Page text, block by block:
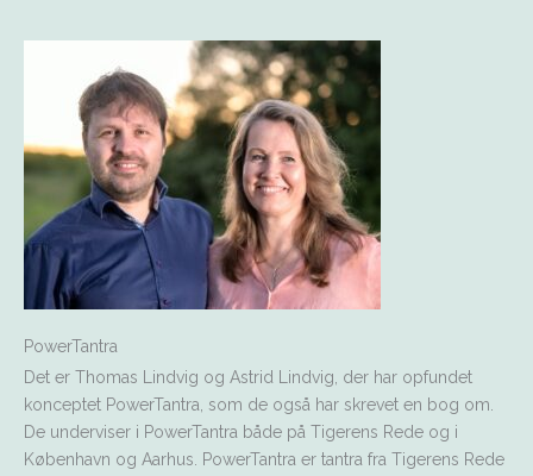
PowerTantra
Det er Thomas Lindvig og Astrid Lindvig, der har opfundet
konceptet PowerTantra, som de også har skrevet en bog om.
De underviser i PowerTantra både på Tigerens Rede og i
København og Aarhus. PowerTantra er tantra fra Tigerens Rede